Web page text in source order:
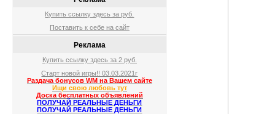
Купить ссылку здесь заруб.
Поставить к себе на сайт
Реклама
Купить ссылку здесь за 2 руб.
Старт новой игры!! 03.03.2021г
Раздача бонусов WM на Вашем сайте
Ищи свою любовь тут
Доска бесплатных объявлений
ПОЛУЧАЙ РЕАЛЬНЫЕ ДЕНЬГИ
ПОЛУЧАЙ РЕАЛЬНЫЕ ДЕНЬГИ